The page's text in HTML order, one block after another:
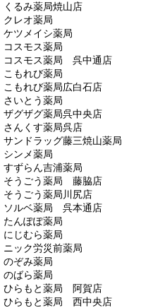
くるみ薬局焼山店
クレオ薬局
ケツメイシ薬局
コスモス薬局
コスモス薬局 呉中通店
こもれび薬局
こもれび薬局広白石店
さいとう薬局
ザグザグ薬局呉中央店
さんくす薬局呉店
サンドラッグ藤三焼山薬局
シンメ薬局
すずらん吉浦薬局
そうごう薬局 藤脇店
そうごう薬局川尻店
ソルベ薬局 呉本通店
たんぽぽ薬局
にじむら薬局
ニック労災前薬局
のぞみ薬局
のばら薬局
ひらもと薬局 阿賀店
ひらもと薬局 西中央店